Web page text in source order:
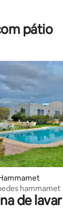
pátio
em 5 estrelas,
hammamet
de